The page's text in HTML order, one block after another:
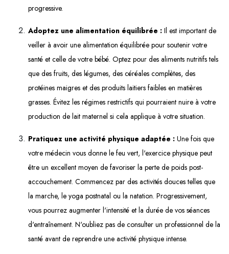
progressive.
Adoptez une alimentation équilibrée : Il est important de
veiller à avoir une alimentation équilibrée pour soutenir votre
santé et celle de votre bébé. Optez pour des aliments nutritifs tels
que des fruits, des légumes, des céréales complètes, des
protéines maigres et des produits laitiers faibles en matières
grasses. Évitez les régimes restrictifs qui pourraient nuire à votre
production de lait maternel si cela applique à votre situation.
Pratiquez une activité physique adaptée : Une fois que
votre médecin vous donne le feu vert, l'exercice physique peut
être un excellent moyen de favoriser la perte de poids post-
accouchement. Commencez par des activités douces telles que
la marche, le yoga postnatal ou la natation. Progressivement,
vous pourrez augmenter l'intensité et la durée de vos séances
d'entraînement. N'oubliez pas de consulter un professionnel de la
santé avant de reprendre une activité physique intense.